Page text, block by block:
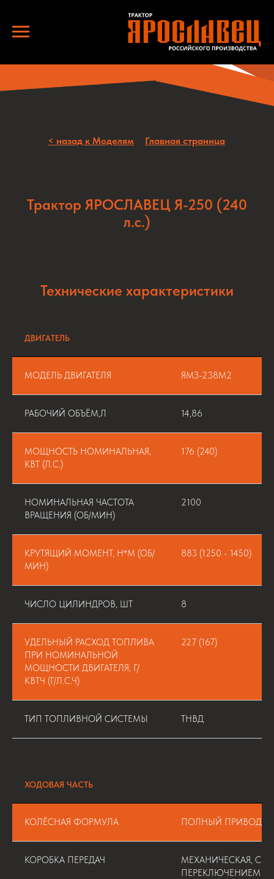
< назад к Моделям Главная страница
Трактор ЯРОСЛАВЕЦ Я-250 (240
л.с.)
Технические характеристики
ДВИГАТЕЛЬ
МОДЕЛЬ ДВИГАТЕЛЯ ЯМЗ-238М2
РАБОЧИЙ ОБЪЁМ,Л 14,86
МОЩНОСТЬ НОМИНАЛЬНАЯ,
КВТ (Л.С.)
176 (240)
НОМИНАЛЬНАЯ ЧАСТОТА
ВРАЩЕНИЯ (ОБ/МИН)
2100
КРУТЯЩИЙ МОМЕНТ, Н*М (ОБ/
МИН)
883 (1250 - 1450)
ЧИСЛО ЦИЛИНДРОВ, ШТ 8
УДЕЛЬНЫЙ РАСХОД ТОПЛИВА
ПРИ НОМИНАЛЬНОЙ
МОЩНОСТИ ДВИГАТЕЛЯ, Г/
КВТЧ (Г/Л.С.Ч)
227 (167)
ТИП ТОПЛИВНОЙ СИСТЕМЫ ТНВД
ХОДОВАЯ ЧАСТЬ
КОЛЁСНАЯ ФОРМУЛА ПОЛНЫЙ ПРИВОД
КОРОБКА ПЕРЕДАЧ
МЕХАНИЧЕСКАЯ, С
ПЕРЕКЛЮЧЕНИЕМ